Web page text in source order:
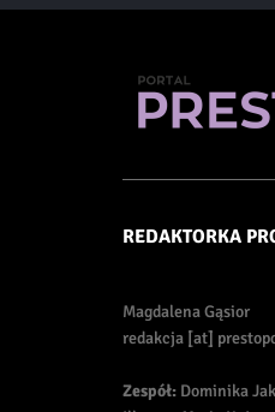
REDAKTORKA
Magdalena Gąsior
redakcja [at]
Zespół: Dominika